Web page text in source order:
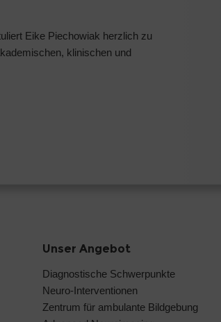
Eike Piechowiak herzlich zu
klinischen und
Unser Angebot
Diagnostische Schwerpunkte
Neuro-Interventionen
Zentrum für ambulante Bildgebung